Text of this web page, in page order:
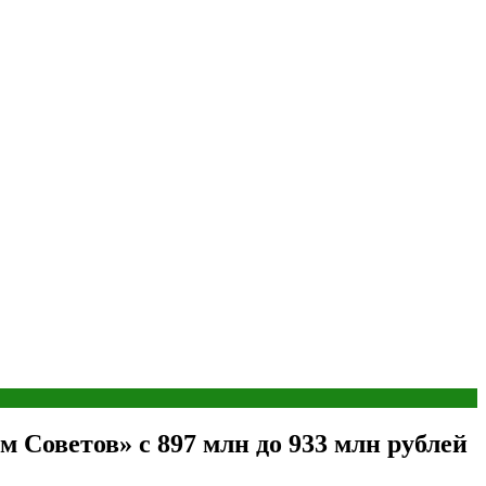
с 897 млн до 933 млн рублей